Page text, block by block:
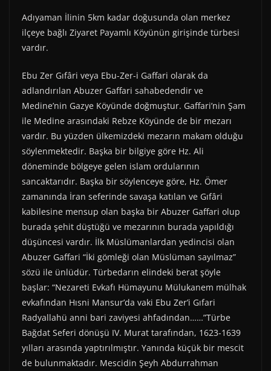
Adıyaman İlinin 5km kadar doğusunda olan merkez
ilçeye bağlı Ziyaret Payamlı Köyünün girişinde türbesi
vardır.
Ebu Zer Gıfâri veya Ebu-Zer-i Gaffari olarak da
adlandırılan Abuzer Gaffari sahabedendir ve
Medine’nin Gazye Köyünde doğmuştur. Gaffari’nin Şam
ile Medine arasındaki Rebze Köyünde de bir mezarı
vardır. Bu yüzden ülkemizdeki mezarın makam olduğu
söylenmektedir. Başka bir bilgiye göre Hz. Ali
döneminde bölgeye gelen islam ordularının
sancaktarıdır. Başka bir söylenceye göre, Hz. Ömer
zamanında İran seferinde savaşa katılan ve Gıfâri
kabilesine mensup olan başka bir Abuzer Gaffari olup
burada şehit düştüğü ve mezarının burada yapıldığı
düşüncesi vardır. İlk Müslümanlardan yedincisi olan
Abuzer Gaffari “İki gömleği olan Müslüman sayılmaz”
sözü ile ünlüdür. Türbedarın elindeki berat şöyle
başlar: “Nezareti Evkafı Hümayunu Mülukanem mülhak
evkafından Hısni Mansur’da vaki Ebu Zer’i Gıfari
Radyallahü anni bari zaviyesi ahfadından……”Türbe
Bağdat Seferi dönüşü IV. Murat tarafından, 1623-1639
yılları arasında yaptırılmıştır. Yanında küçük bir mescit
de bulunmaktadır. Mescidin Şeyh Abdurrahman